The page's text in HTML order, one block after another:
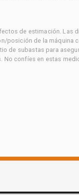
de estimación. Las
posición de la máquina
de subastas para
confíes en estas